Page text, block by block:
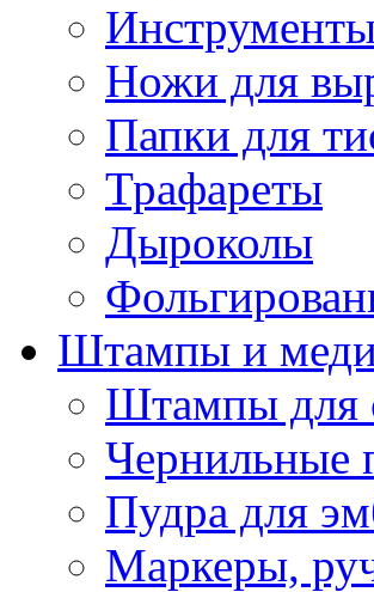
Ножи для
Папки для
Трафареты
Дыроколы
Штампы и
Штампы для
Чернильные
Пудра для
Маркеры,